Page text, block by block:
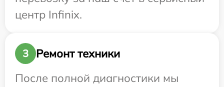
центр Infinix.
3
Ремонт техники
После полной диагностики мы